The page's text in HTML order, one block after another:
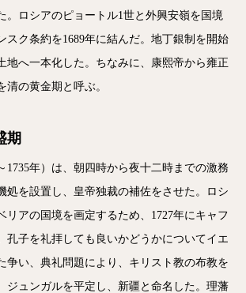
。ロシアのピョートル1世と外興安嶺を国境
スク条約を1689年に結んだ。地丁銀制を開始
地へ一本化した。ちなみに、康熙帝から雍正
清の黄金期と呼ぶ。
期
1735年）は、朝四時から夜十二時までの激務
処を設置し、皇帝独裁の補佐をさせた。ロシ
リアの国境を画定するため、1727年にキャフ
孔子を礼拝しても良いかどうかについてイエ
争い、典礼問題により、キリスト教の布教を
ジュンガルを平定し、新疆と命名した。理藩